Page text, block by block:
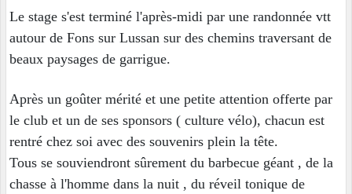
Le stage s'est terminé l'après-midi par une randonnée vtt
autour de Fons sur Lussan sur des chemins traversant de
beaux paysages de garrigue.
Après un goûter mérité et une petite attention offerte par
le club et un de ses sponsors ( culture vélo), chacun est
rentré chez soi avec des souvenirs plein la tête.
Tous se souviendront sûrement du barbecue géant , de la
chasse à l'homme dans la nuit , du réveil tonique de